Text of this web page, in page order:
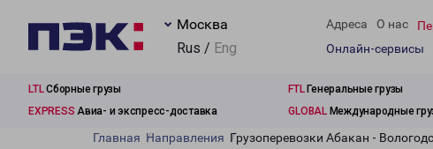
Москва
Rus / Eng
Адреса О нас
Онлайн-сервисы
LTLСборные грузы FTLГенеральные грузы
EXPRESS Авиа- и экспресс-доставка GLOBALМеждународные
Главная Направления Грузоперевозки Абакан -